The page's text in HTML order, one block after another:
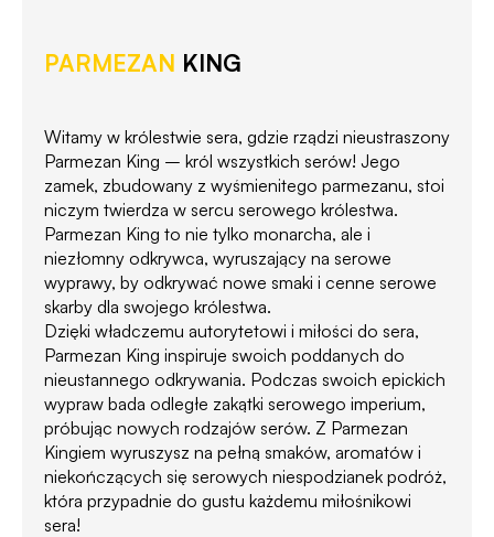
PARMEZAN KING
Witamy w królestwie sera, gdzie rządzi nieustraszony
Parmezan King – król wszystkich serów! Jego
zamek, zbudowany z wyśmienitego parmezanu, stoi
niczym twierdza w sercu serowego królestwa.
Parmezan King to nie tylko monarcha, ale i
niezłomny odkrywca, wyruszający na serowe
wyprawy, by odkrywać nowe smaki i cenne serowe
skarby dla swojego królestwa.
Dzięki władczemu autorytetowi i miłości do sera,
Parmezan King inspiruje swoich poddanych do
nieustannego odkrywania. Podczas swoich epickich
wypraw bada odległe zakątki serowego imperium,
próbując nowych rodzajów serów. Z Parmezan
Kingiem wyruszysz na pełną smaków, aromatów i
niekończących się serowych niespodzianek podróż,
która przypadnie do gustu każdemu miłośnikowi
sera!